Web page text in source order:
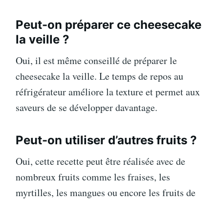
Peut-on préparer ce cheesecake
la veille ?
Oui, il est même conseillé de préparer le
cheesecake la veille. Le temps de repos au
réfrigérateur améliore la texture et permet aux
saveurs de se développer davantage.
Peut-on utiliser d’autres fruits ?
Oui, cette recette peut être réalisée avec de
nombreux fruits comme les fraises, les
myrtilles, les mangues ou encore les fruits de